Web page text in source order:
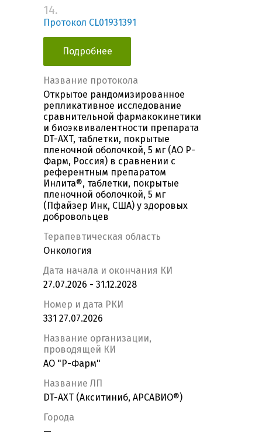
14.
Протокол CL01931391
Подробнее
Название протокола
Открытое рандомизированное
репликативное исследование
сравнительной фармакокинетики
и биоэквивалентности препарата
DT-AXT, таблетки, покрытые
пленочной оболочкой, 5 мг (АО Р-
Фарм, Россия) в сравнении с
референтным препаратом
Инлита®, таблетки, покрытые
пленочной оболочкой, 5 мг
(Пфайзер Инк, США) у здоровых
добровольцев
Терапевтическая область
Онкология
Дата начала и окончания КИ
27.07.2026 - 31.12.2028
Номер и дата РКИ
331 27.07.2026
Название организации,
проводящей КИ
АО "Р-Фарм"
Название ЛП
DT-AXT (Акситиниб, АРСАВИО®)
Города
—